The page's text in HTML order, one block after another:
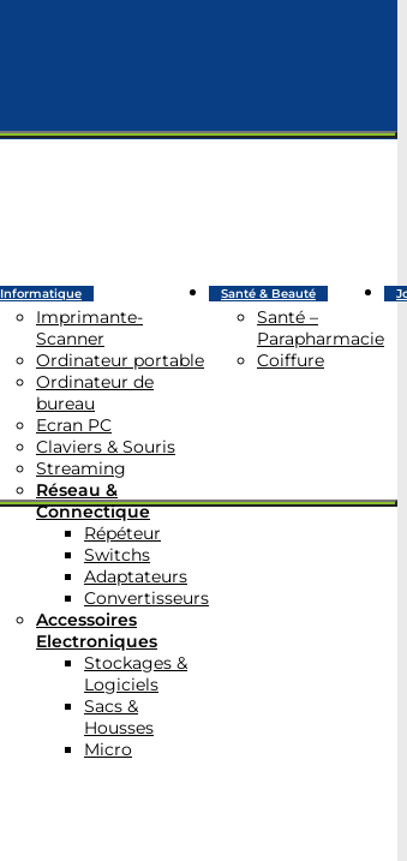
Informatique
Imprimante-
Scanner
Ordinateur portable
Ordinateur de
bureau
Ecran PC
Claviers & Souris
Streaming
Réseau &
Connectique
Répéteur
Switchs
Adaptateurs
Convertisseurs
Accessoires
Electroniques
Stockages &
Logiciels
Sacs &
Housses
Micro
Santé & Beauté
Santé –
Parapharmacie
Coiffure